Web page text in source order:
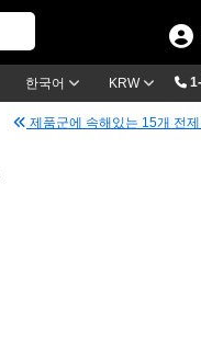
한국어 KRW
제품군에 속해있는 15개 전제